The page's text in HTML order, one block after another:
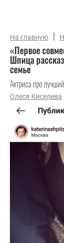
На главную |
«Первое
Шпица
семье
Актриса про
Олеся Киселева